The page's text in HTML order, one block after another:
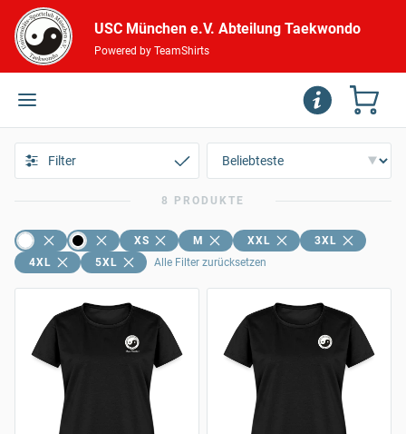
USC München e.V. Abteilung Taekwondo
Powered by TeamShirts
Filter
8 PRODUKTE
XS M XXL
3XL
4XL
5XL Alle Filter zurücksetzen